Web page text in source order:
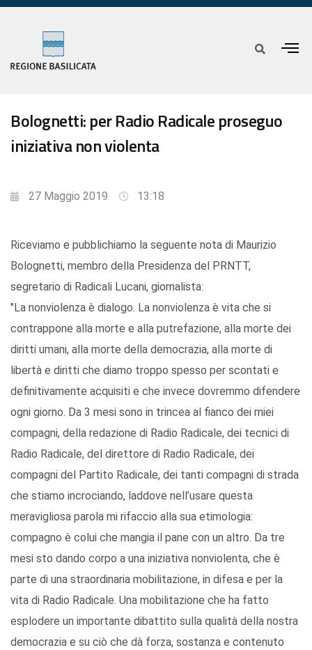
Bolognetti: per Radio Radicale proseguo
iniziativa non violenta
27 Maggio 2019 13:18
Riceviamo e pubblichiamo la seguente nota di Maurizio
Bolognetti, membro della Presidenza del PRNTT,
segretario di Radicali Lucani, giornalista:
"La nonviolenza è dialogo. La nonviolenza è vita che si
contrappone alla morte e alla putrefazione, alla morte dei
diritti umani, alla morte della democrazia, alla morte di
libertà e diritti che diamo troppo spesso per scontati e
definitivamente acquisiti e che invece dovremmo difendere
ogni giorno. Da 3 mesi sono in trincea al fianco dei miei
compagni, della redazione di Radio Radicale, dei tecnici di
Radio Radicale, del direttore di Radio Radicale, dei
compagni del Partito Radicale, dei tanti compagni di strada
che stiamo incrociando, laddove nell’usare questa
meravigliosa parola mi rifaccio alla sua etimologia:
compagno è colui che mangia il pane con un altro. Da tre
mesi sto dando corpo a una iniziativa nonviolenta, che è
parte di una straordinaria mobilitazione, in difesa e per la
vita di Radio Radicale. Una mobilitazione che ha fatto
esplodere un importante dibattito sulla qualità della nostra
democrazia e su ciò che dà forza, sostanza e contenuto